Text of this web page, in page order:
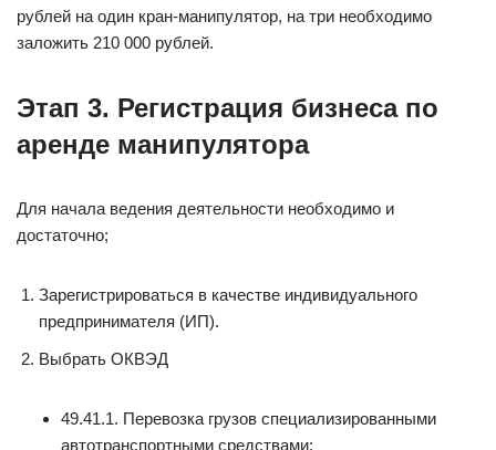
рублей на один кран-манипулятор, на три необходимо
заложить 210 000 рублей.
Этап 3. Регистрация бизнеса по
аренде манипулятора
Для начала ведения деятельности необходимо и
достаточно;
Зарегистрироваться в качестве индивидуального
предпринимателя (ИП).
Выбрать ОКВЭД
49.41.1. Перевозка грузов специализированными
автотранспортными средствами;